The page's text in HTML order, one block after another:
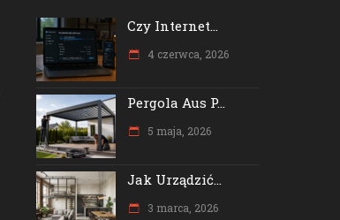
Czy Internet...
4 czerwca, 2026
Pergola Aus P...
5 maja, 2026
Jak Urządzić...
3 marca, 2026